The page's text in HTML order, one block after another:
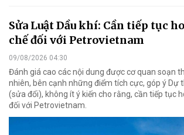
Sửa Luật Dầu khí: Cần tiếp tục
chế đối với Petrovietnam
09/08/2026 04:30
Đánh giá cao các nội dung được cơ quan soạn
nhiên, bên cạnh những điểm tích cực, góp ý Dự
(sửa đổi), không ít ý kiến cho rằng, cần tiếp tục
đối với Petrovietnam.